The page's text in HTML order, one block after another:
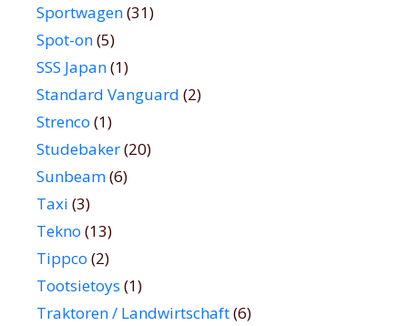
Sportwagen(31)
Spot-on(5)
SSS Japan(1)
Standard Vanguard (2)
Strenco (1)
Studebaker(20)
Sunbeam(6)
Taxi (3)
Tekno (13)
Tippco (2)
Tootsietoys (1)
Traktoren / Landwirtschaft(6)